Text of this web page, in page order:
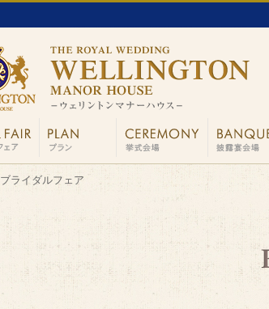
ブライダルフェア